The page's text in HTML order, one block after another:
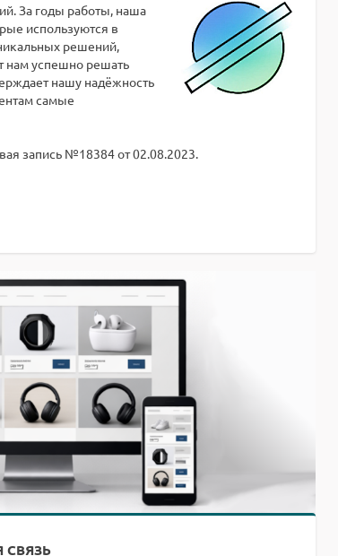
За годы работы, наша
используются в
решений,
нам успешно решать
нашу надёжность
самые
запись №18384 от 02.08.2023.
СВЯЗЬ